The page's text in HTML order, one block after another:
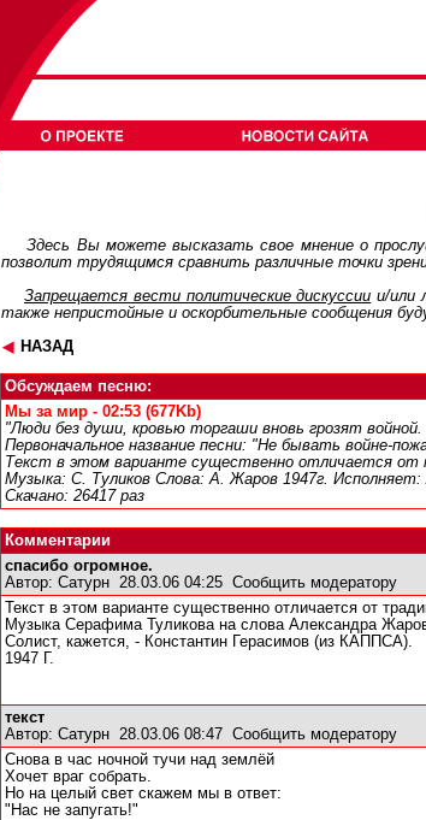
Здесь Вы можете высказать свое мнение о
позволит трудящимся сравнить различные точки
Запрещается вести политические дискуcсии и/или
также непристойные и оскорбительные сообщения
НАЗАД
Обсуждаем песню:
Мы за мир - 02:53 (677Kb)
"Люди без души, кровью торгаши вновь грозят
Первоначальное название песни: "Не бывать войне-
Текст в этом варианте существенно отличается от
Музыка: С. Туликов Слова: А. Жаров 1947г. Исполняет:
Скачано: 26417 раз
Комментарии
спасибо огромное.
Автор: Сатурн 28.03.06 04:25 Сообщить модератору
Текст в этом варианте существенно отличается от
Музыка Серафима Туликова на слова Александра
Солист, кажется, - Константин Герасимов (из КАППСА).
1947 Г.
текст
Автор: Сатурн 28.03.06 08:47 Сообщить модератору
Снова в час ночной тучи над землёй
Хочет враг собрать.
Но на целый свет скажем мы в ответ:
"Нас не запугать!"